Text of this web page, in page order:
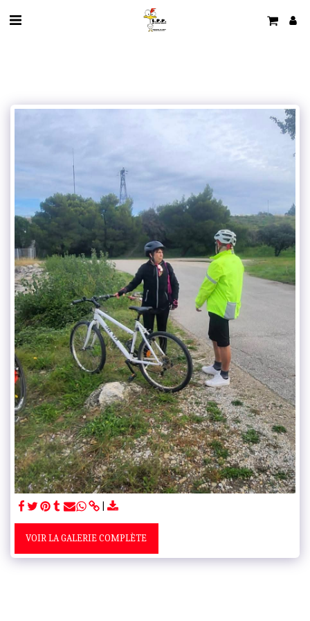
VOIR LA GALERIE COMPLÈTE